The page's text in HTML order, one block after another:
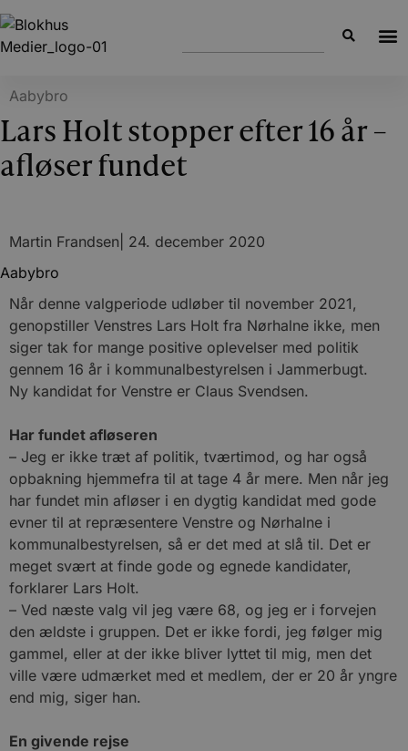
Aabybro
Lars Holt stopper efter 16 år –
afløser fundet
Martin Frandsen 24. december 2020
Aabybro
Når denne valgperiode udløber til november 2021,
genopstiller Venstres Lars Holt fra Nørhalne ikke, men
siger tak for mange positive oplevelser med politik
gennem 16 år i kommunalbestyrelsen i Jammerbugt.
Ny kandidat for Venstre er Claus Svendsen.
Har fundet afløseren
– Jeg er ikke træt af politik, tværtimod, og har også
opbakning hjemmefra til at tage 4 år mere. Men når jeg
har fundet min afløser i en dygtig kandidat med gode
evner til at repræsentere Venstre og Nørhalne i
kommunalbestyrelsen, så er det med at slå til. Det er
meget svært at finde gode og egnede kandidater,
forklarer Lars Holt.
– Ved næste valg vil jeg være 68, og jeg er i forvejen
den ældste i gruppen. Det er ikke fordi, jeg følger mig
gammel, eller at der ikke bliver lyttet til mig, men det
ville være udmærket med et medlem, der er 20 år yngre
end mig, siger han.
En givende rejse